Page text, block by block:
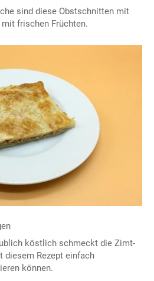
sind diese Obstschnitten mit
frischen Früchten.
köstlich schmeckt die Zimt-
diesem Rezept einfach
können.